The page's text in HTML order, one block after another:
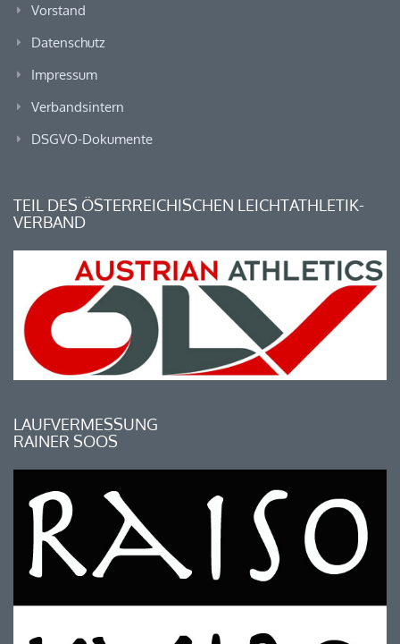
Vorstand
Datenschutz
Impressum
Verbandsintern
DSGVO-Dokumente
TEIL DES ÖSTERREICHISCHEN LEICHTATHLETIK-
VERBAND
LAUFVERMESSUNG
RAINER SOOS